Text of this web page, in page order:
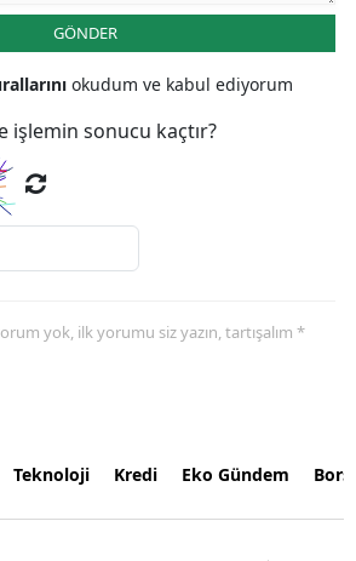
GÖNDER
okudum ve kabul ediyorum
işlemin sonucu kaçtır?
yok, ilk yorumu siz yazın, tartışalım *
Teknoloji Kredi Eko Gündem